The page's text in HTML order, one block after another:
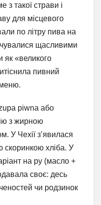
з такої страви і
для місцевого
по літру пива на
щасливими
«великого
пивний
piwna або
з жирною
У Чехії з’явилася
хліба. У
на ру (масло +
своє: десь
чи родзинок